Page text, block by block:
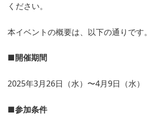
ください。
本イベントの概要は、以下の通りです。
■開催期間
2025年3月26日（水）〜4月9日（水）
■参加条件